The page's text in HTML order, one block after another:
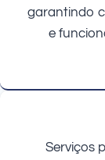
garantindo
e
Serviços